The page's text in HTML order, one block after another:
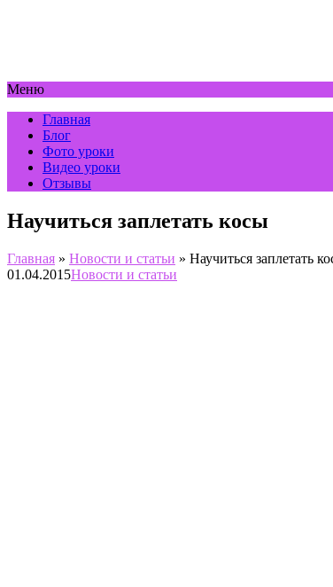
Меню
Главная
Блог
Фото уроки
Видео уроки
Отзывы
Научиться заплетать косы
Главная » Новости и статьи » Научиться заплетать
01.04.2015Новости и статьи